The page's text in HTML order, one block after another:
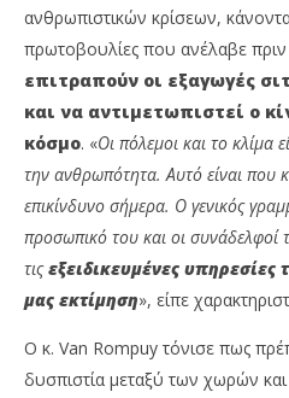
ανθρωπιστικών κρίσεων,
πρωτοβουλίες που ανέλαβε
επιτραπούν οι εξαγωγές
και να αντιμετωπιστεί ο
κόσμο. «Οι πόλεμοι και το κλίμα
την ανθρωπότητα. Αυτό είναι που
επικίνδυνο σήμερα. Ο γενικός
προσωπικό του και οι συνάδελφοί
τιςεξειδικευμένες υπηρεσίες
μας εκτίμηση», είπε
Ο κ. Van Rompuy τόνισε πως
δυσπιστία μεταξύ των χωρών